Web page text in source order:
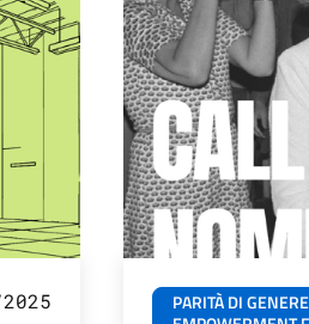
PARITÀ DI